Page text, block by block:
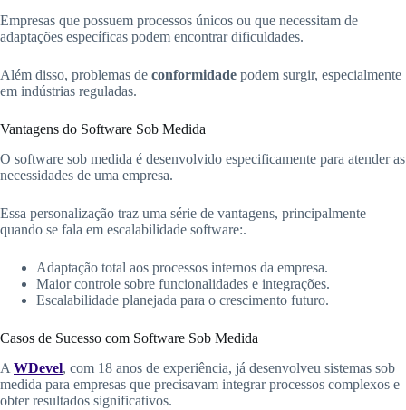
Empresas que possuem processos únicos ou que necessitam de
adaptações específicas podem encontrar dificuldades.
Além disso, problemas de conformidade podem surgir, especialmente
em indústrias reguladas.
Vantagens do Software Sob Medida
O software sob medida é desenvolvido especificamente para atender as
necessidades de uma empresa.
Essa personalização traz uma série de vantagens, principalmente
quando se fala em escalabilidade software:.
Adaptação total aos processos internos da empresa.
Maior controle sobre funcionalidades e integrações.
Escalabilidade planejada para o crescimento futuro.
Casos de Sucesso com Software Sob Medida
A WDevel, com 18 anos de experiência, já desenvolveu sistemas sob
medida para empresas que precisavam integrar processos complexos e
obter resultados significativos.